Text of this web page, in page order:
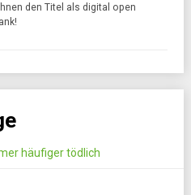
den Titel als digital open
häufiger tödlich